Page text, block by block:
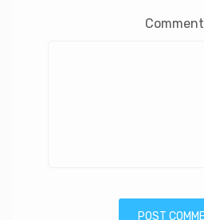
Comment